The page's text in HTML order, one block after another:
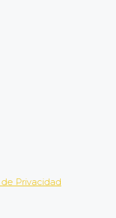
Privacidad